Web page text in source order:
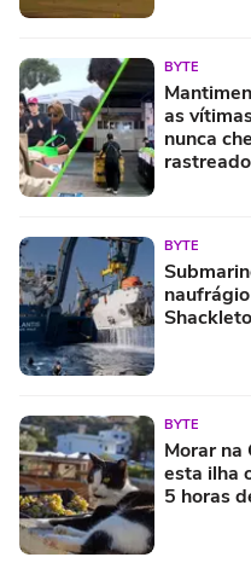
BYTE
as
nunca
BYTE
BYTE
Morar na
esta ilha
5 horas